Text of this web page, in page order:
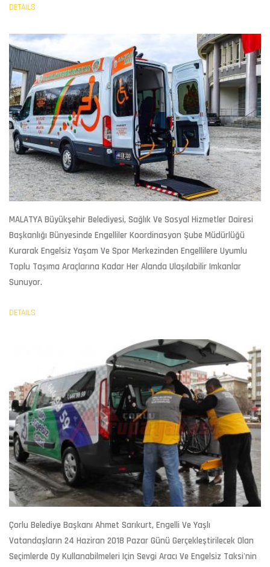
DETAILS
MALATYA Büyükşehir Belediyesi, Sağlık Ve Sosyal Hizmetler Dairesi
Başkanlığı Bünyesinde Engelliler Koordinasyon Şube Müdürlüğü
Kurarak Engelsiz Yaşam Ve Spor Merkezinden Engellilere Uyumlu
Toplu Taşıma Araçlarına Kadar Her Alanda Ulaşılabilir Imkanlar
Sunuyor.
DETAILS
Çorlu Belediye Başkanı Ahmet Sarıkurt, Engelli Ve Yaşlı
Vatandaşların 24 Haziran 2018 Pazar Günü Gerçekleştirilecek Olan
Seçimlerde Oy Kullanabilmeleri Için Sevgi Aracı Ve Engelsiz Taksi'nin